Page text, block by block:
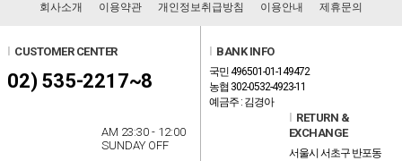
회사소개 이용약관 개인정보취급방침 이용안내 제휴문의
CUSTOMER CENTER
02) 535-2217~8
AM 23:30 - 12:00
SUNDAY OFF
BANK INFO
국민 496501-01-149472
농협 302-0532-4923-11
예금주 : 김경아
RETURN &
EXCHANGE
서울시 서초구 반포동